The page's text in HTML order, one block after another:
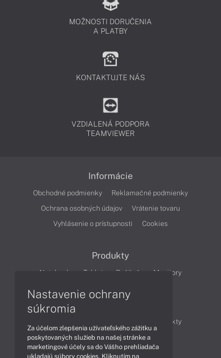
MOŽNOSTI DORUČENIA
A PLATBY
KONTAKTUJTE NÁS
VZDIALENÁ PODPORA
TEAMVIEWER
Informácie
Obchodné podmienky
Reklamačné podmienky
Ochrana osobných údajov
Vrátenie tovaru
Vyhlásenie o prístupnosti
Cookies
Produkty
Notebooky Tablety Počítače Monitory
Produkty
Technológie
Videá
Nastavenie ochrany
súkromia
Za účelom zlepšenia užívateľského zážitku a
poskytovaných služieb na našej stránke a
marketingové účely sa do Vášho prehliadača
ukladajú súbory cookies. Kliknutím na